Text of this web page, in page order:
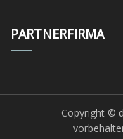
PARTNERFIRMA
Copyright ©